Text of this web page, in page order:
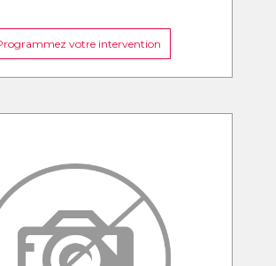
votre intervention